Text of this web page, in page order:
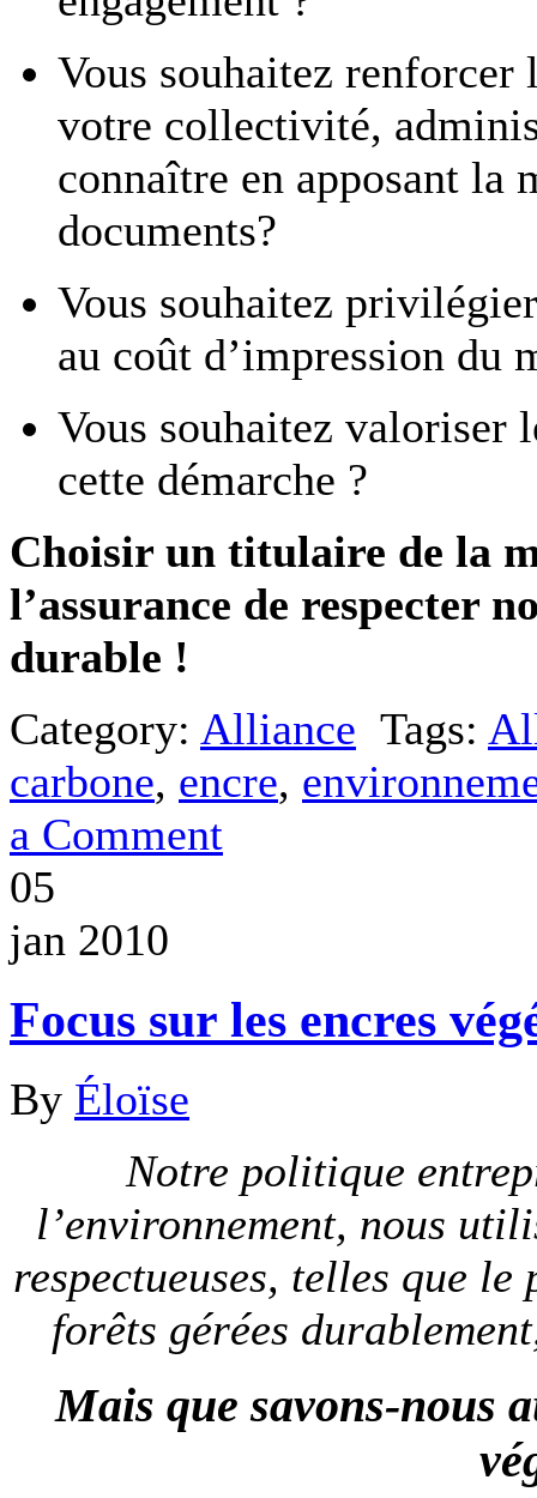
Vous souhaitez renforcer
votre collectivité,
connaître en apposant la
documents?
Vous souhaitez
au coût d’impression du
Vous souhaitez valoriser
cette démarche ?
Choisir un titulaire de la
l’assurance de respecter
durable !
Category: Alliance Tags:
carbone, encre,
a Comment
05
jan 2010
Focus sur les encres
By Éloïse
Notre politique
l’environnement, nous
respectueuses, telles que
forêts gérées
Mais que savons-nous